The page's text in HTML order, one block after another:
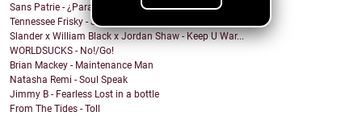
Sans Patrie - ¿Para Qué?
Tennessee Frisky - Satisfactory Man
Slander x William Black x Jordan Shaw - Keep U War...
WORLDSUCKS - No!/Go!
Brian Mackey - Maintenance Man
Natasha Remi - Soul Speak
Jimmy B - Fearless Lost in a bottle
From The Tides - Toll